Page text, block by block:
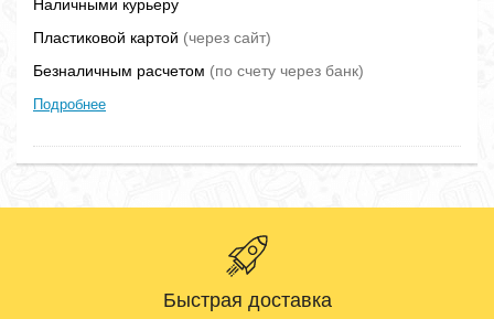
Наличными курьеру
Пластиковой картой (через сайт)
Безналичным расчетом (по счету через банк)
Подробнее
Быстрая доставка